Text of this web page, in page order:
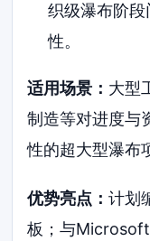
织级瀑布阶
性。
适用场景： 大型
制造等对进度与
性的超大型瀑布
优势亮点：计划
板；与